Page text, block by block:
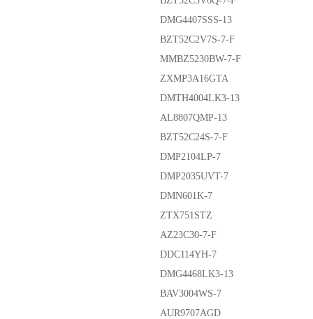
DMG4407SSS-13
BZT52C2V7S-7-F
MMBZ5230BW-7-F
ZXMP3A16GTA
DMTH4004LK3-13
AL8807QMP-13
BZT52C24S-7-F
DMP2104LP-7
DMP2035UVT-7
DMN601K-7
ZTX751STZ
AZ23C30-7-F
DDC114YH-7
DMG4468LK3-13
BAV3004WS-7
AUR9707AGD